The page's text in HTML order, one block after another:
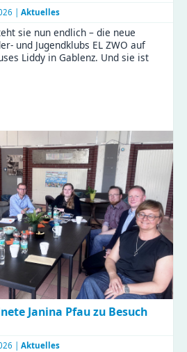
| Aktuelles
sie nun endlich – die neue
und Jugendklubs EL ZWO auf
Liddy in Gablenz. Und sie ist
Janina Pfau zu Besuch
| Aktuelles